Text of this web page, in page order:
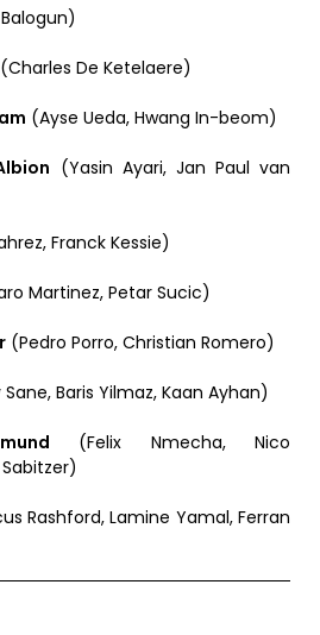
(Charles De Ketelaere)
(Ayse Ueda, Hwang In-beom)
(Yasin Ayari, Jan Paul van
Franck Kessie)
Martinez, Petar Sucic)
(Pedro Porro, Christian Romero)
Baris Yilmaz, Kaan Ayhan)
(Felix Nmecha, Nico
Rashford, Lamine Yamal, Ferran